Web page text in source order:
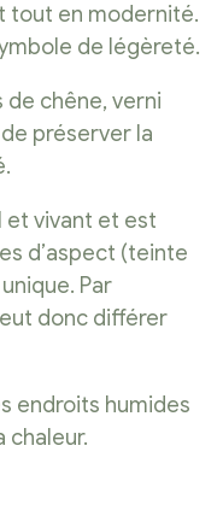
tout en modernité.
de légèreté.
chêne, verni
préserver la
et vivant et est
d’aspect (teinte
Par
donc différer
endroits humides
chaleur.